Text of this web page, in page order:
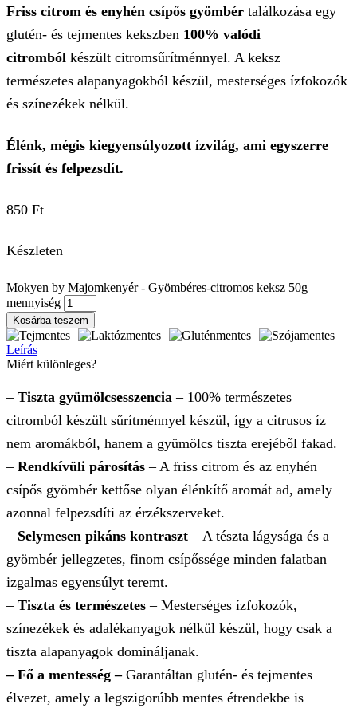
Friss citrom és enyhén csípős gyömbér találkozása egy
glutén- és tejmentes kekszben 100% valódi
citromból készült citromsűrítménnyel. A keksz
természetes alapanyagokból készül, mesterséges ízfokozók
és színezékek nélkül.
Élénk, mégis kiegyensúlyozott ízvilág, ami egyszerre
frissít és felpezsdít.
850 Ft
Készleten
Mokyen by Majomkenyér - Gyömbéres-citromos keksz 50g
mennyiség
Kosárba teszem
Leírás
Miért különleges?
– Tiszta gyümölcsesszencia – 100% természetes
citromból készült sűrítménnyel készül, így a citrusos íz
nem aromákból, hanem a gyümölcs tiszta erejéből fakad.
– Rendkívüli párosítás – A friss citrom és az enyhén
csípős gyömbér kettőse olyan élénkítő aromát ad, amely
azonnal felpezsdíti az érzékszerveket.
– Selymesen pikáns kontraszt – A tészta lágysága és a
gyömbér jellegzetes, finom csípőssége minden falatban
izgalmas egyensúlyt teremt.
– Tiszta és természetes – Mesterséges ízfokozók,
színezékek és adalékanyagok nélkül készül, hogy csak a
tiszta alapanyagok domináljanak.
– Fő a mentesség – Garantáltan glutén- és tejmentes
élvezet, amely a legszigorúbb mentes étrendekbe is